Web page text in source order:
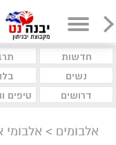
חדשות
נשים
דרושים
טיפים
אלבומים > אלבומי